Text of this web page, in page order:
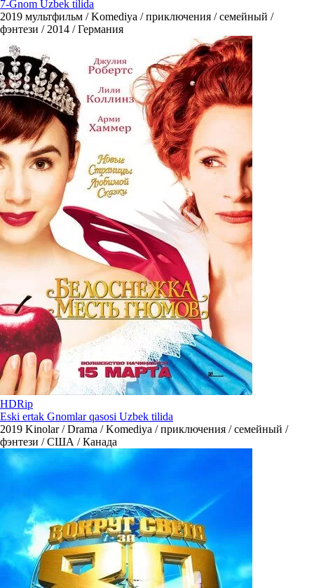
7-Gnom Uzbek tilida
2019 мультфильм / Komediya / приключения / семейный /
фэнтези / 2014 / Германия
HDRip
Eski ertak Gnomlar qasosi Uzbek tilida
2019 Kinolar / Drama / Komediya / приключения / семейный /
фэнтези / США / Канада